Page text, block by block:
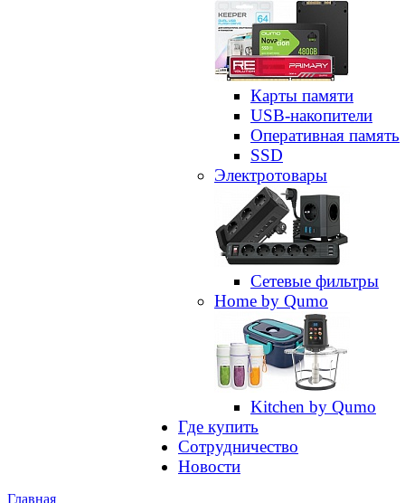
Карты памяти
USB-накопители
Оперативная память
SSD
Электротовары
Сетевые фильтры
Home by Qumo
Kitchen by Qumo
Где купить
Сотрудничество
Новости
Главная